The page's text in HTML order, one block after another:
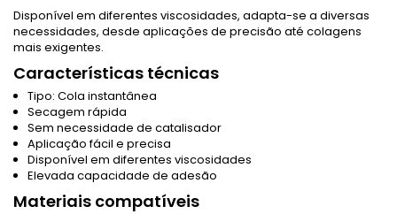
Disponível em diferentes viscosidades, adapta-se a diversas
necessidades, desde aplicações de precisão até colagens
mais exigentes.
Características técnicas
Tipo: Cola instantânea
Secagem rápida
Sem necessidade de catalisador
Aplicação fácil e precisa
Disponível em diferentes viscosidades
Elevada capacidade de adesão
Materiais compatíveis